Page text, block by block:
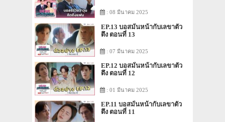
: 08 มีนาคม 2025
EP.13 บอสมั่นหน้ากับเลขาตัว
ตึง ตอนที่ 13
: 07 มีนาคม 2025
EP.12 บอสมั่นหน้ากับเลขาตัว
ตึง ตอนที่ 12
: 01 มีนาคม 2025
EP.11 บอสมั่นหน้ากับเลขาตัว
ตึง ตอนที่ 11